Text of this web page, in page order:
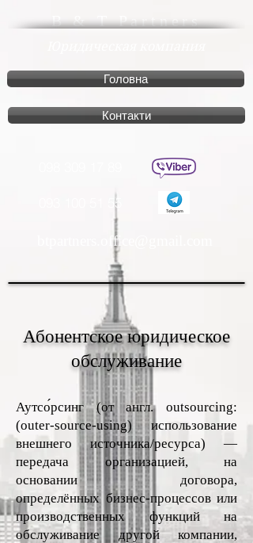
btpartners.office@gmail.com
B & T Partners
Головна
Контакти
093 100 51 55
Абонентское юридическое
обслуживание
Аутсо́рсинг (от англ. outsourcing:
(outer-source-using) использование
внешнего источника/ресурса) —
передача организацией, на
основании договора,
определённых бизнес-процессов или
производственных функций на
обслуживание другой компании,